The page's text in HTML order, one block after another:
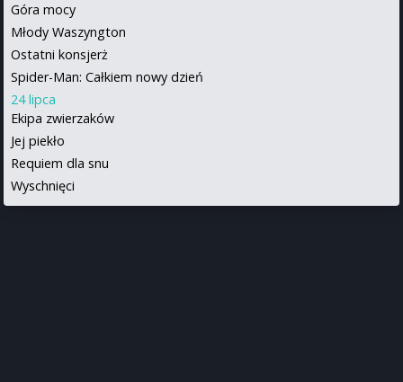
Góra mocy
Młody Waszyngton
Ostatni konsjerż
Spider-Man: Całkiem nowy dzień
24 lipca
Ekipa zwierzaków
Jej piekło
Requiem dla snu
Wyschnięci